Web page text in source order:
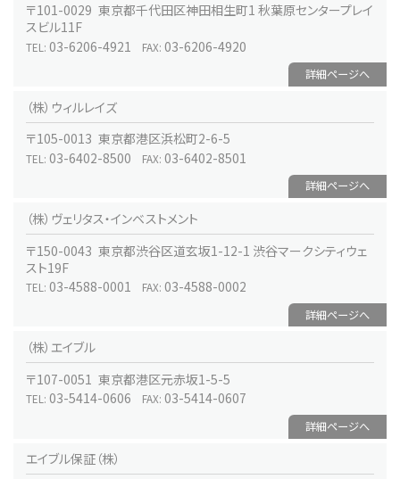
〒101-0029 東京都千代田区神田相生町1 秋葉原センタープレイ
スビル11F
TEL: 03-6206-4921 FAX: 03-6206-4920
詳細ページへ
（株）ウィルレイズ
〒105-0013 東京都港区浜松町2-6-5
TEL: 03-6402-8500 FAX: 03-6402-8501
詳細ページへ
（株）ヴェリタス・インベストメント
〒150-0043 東京都渋谷区道玄坂1-12-1 渋谷マークシティウェ
スト19F
TEL: 03-4588-0001 FAX: 03-4588-0002
詳細ページへ
（株）エイブル
〒107-0051 東京都港区元赤坂1-5-5
TEL: 03-5414-0606 FAX: 03-5414-0607
詳細ページへ
エイブル保証（株）